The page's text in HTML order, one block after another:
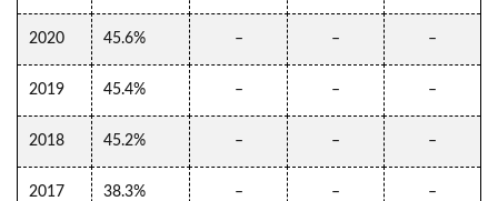
2020 45.6% – – –
2019 45.4% – – –
2018 45.2% – – –
2017 38.3% – – –